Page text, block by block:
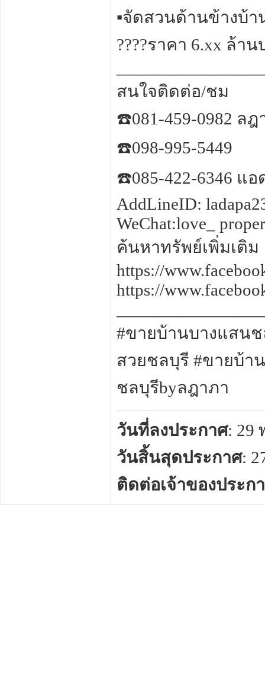
▪️จัดสวนด้านข้างบ้า
????ราคา 6.xx ล้า
สนใจติดต่อ/ชม
☎️081-459-0982 ลฎ
☎️098-995-5449
☎️085-422-6346 แ
AddLineID:
WeChat:love_
ค้นหาทรัพย์เพิ่มเติม
https://
https://
#ขายบ้านบางแสนช
สวยชลบุรี #ขายบ้า
ชลบุรีbyลฎาภา
วันที่ลงประกาศ: 29
วันสิ้นสุดประกาศ:
ติดต่อเจ้าของประก